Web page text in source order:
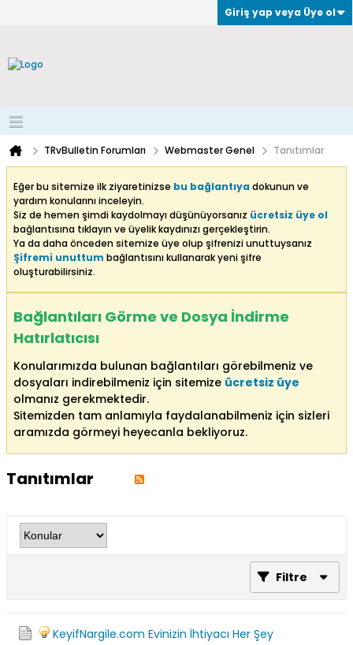
Giriş yap veya Üye ol
TRvBulletin Forumları Webmaster Genel Tanıtımlar
Eğer bu sitemize ilk ziyaretinizse bu bağlantıyadokunun ve
yardım konularını inceleyin.
Siz de hemen şimdi kaydolmayı düşünüyorsanız ücretsiz üye ol
bağlantısına tıklayın ve üyelik kaydınızı gerçekleştirin.
Ya da daha önceden sitemize üye olup şifrenizi unuttuysanız
Şifremi unuttum bağlantısını kullanarak yeni şifre
oluşturabilirsiniz.
Bağlantıları Görme ve Dosya İndirme
Hatırlatıcısı
Konularımızda bulunan bağlantıları görebilmeniz ve
dosyaları indirebilmeniz için sitemize ücretsiz üye
olmanız gerekmektedir.
Sitemizden tam anlamıyla faydalanabilmeniz için sizleri
aramızda görmeyi heyecanla bekliyoruz.
Tanıtımlar
Filtre
KeyifNargile.com Evinizin İhtiyacı Her Şey